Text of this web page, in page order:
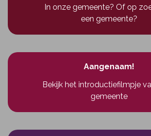
In onze gemeente? Of op
een gemeente?
Aangenaam!
Bekijk het introductiefilmpje
gemeente